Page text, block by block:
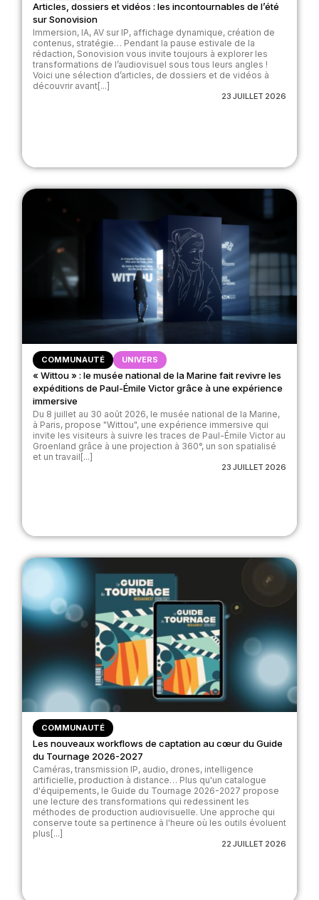
Articles, dossiers et vidéos : les incontournables de l’été
sur Sonovision
Immersion, IA, AV sur IP, affichage dynamique, création de
contenus, stratégie… Pendant la pause estivale de la
rédaction, Sonovision vous invite toujours à explorer les
transformations de l’audiovisuel sous tous leurs angles !
Voici une sélection d’articles, de dossiers et de vidéos à
découvrir avant[...]
23 JUILLET 2026
COMMUNAUTÉ UNIVERS
« Wittou » : le musée national de la Marine fait revivre les
expéditions de Paul-Émile Victor grâce à une expérience
immersive
Du 8 juillet au 30 août 2026, le musée national de la Marine,
à Paris, propose "Wittou", une expérience immersive qui
invite les visiteurs à suivre les traces de Paul-Émile Victor au
Groenland grâce à une projection à 360°, un son spatialisé
et un travail[...]
23 JUILLET 2026
COMMUNAUTÉ
Les nouveaux workflows de captation au cœur du Guide
du Tournage 2026-2027
Caméras, transmission IP, audio, drones, intelligence
artificielle, production à distance… Plus qu'un catalogue
d'équipements, le Guide du Tournage 2026-2027 propose
une lecture des transformations qui redessinent les
méthodes de production audiovisuelle. Une approche qui
conserve toute sa pertinence à l'heure où les outils évoluent
plus[...]
22 JUILLET 2026